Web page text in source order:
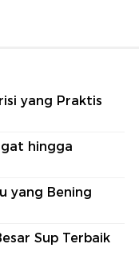
yang Praktis
hingga
yang Bening
Sup Terbaik